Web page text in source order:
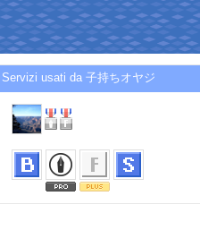
Servizi usati da 子持ちオヤジ